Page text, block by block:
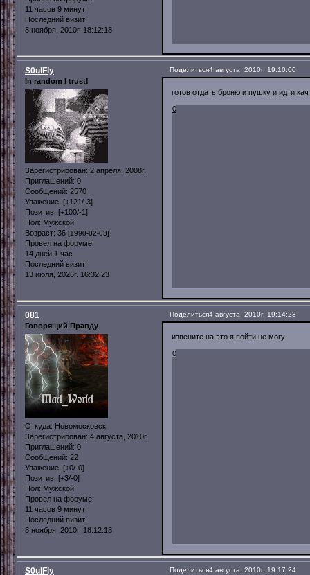
11 часов 9 минут
Последний визит:
8 ноября, 2010г. 18:12:18
Поделиться4 августа, 2010г. 19:10:00
S0ulFly
In random I trust!
Зарегистрирован: 2 апреля, 2008г.
Приглашений: 0
Сообщений: 2570
Уважение: [+121/-3]
Позитив: [+100/-1]
Пол: Мужской
Возраст: 36 [1990-02-03]
Провел на форуме:
14 дней 1 час
Последний визит:
13 июля, 2026г. 16:32:23
готов отдать броню и пушку и идти
0
Поделиться4 августа, 2010г. 19:14:23
081
Говорящий Правду
Откуда: Новомосковск
Зарегистрирован: 4 августа, 2010г.
Приглашений: 0
Сообщений: 22
Уважение: [+0/-0]
Позитив: [+3/-0]
Пол: Мужской
Провел на форуме:
11 часов 9 минут
Последний визит:
8 ноября, 2010г. 18:12:18
извените на это я пойти не могу
0
Поделиться4 августа, 2010г. 19:17:24
S0ulFly